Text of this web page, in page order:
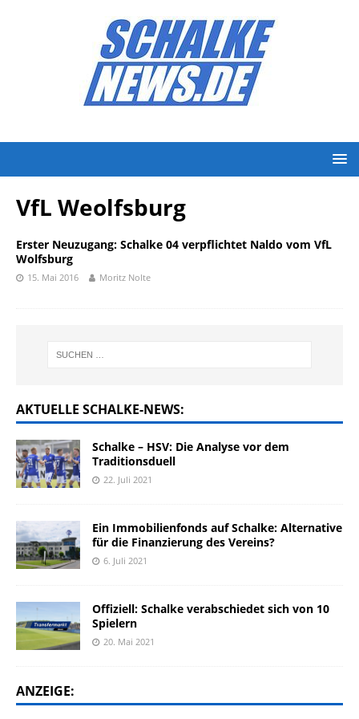
VfL Weolfsburg
Erster Neuzugang: Schalke 04 verpflichtet Naldo vom VfL
Wolfsburg
15. Mai 2016 Moritz Nolte
AKTUELLE SCHALKE-NEWS:
Schalke – HSV: Die Analyse vor dem
Traditionsduell
22. Juli 2021
Ein Immobilienfonds auf Schalke: Alternative
für die Finanzierung des Vereins?
6. Juli 2021
Offiziell: Schalke verabschiedet sich von 10
Spielern
20. Mai 2021
ANZEIGE: